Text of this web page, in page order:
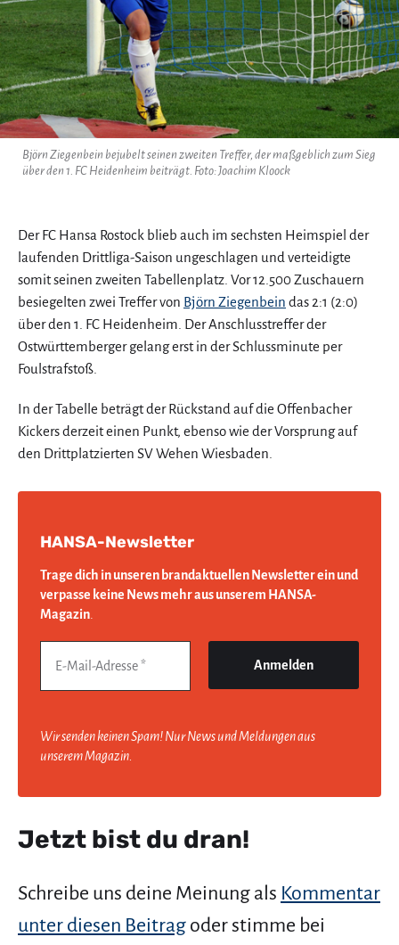
Björn Ziegenbein bejubelt seinen zweiten Treffer, der maßgeblich zum Sieg
über den 1. FC Heidenheim beiträgt. Foto: Joachim Kloock
Der FC Hansa Rostock blieb auch im sechsten Heimspiel der
laufenden Drittliga-Saison ungeschlagen und verteidigte
somit seinen zweiten Tabellenplatz. Vor 12.500 Zuschauern
besiegelten zwei Treffer von Björn Ziegenbein das 2:1 (2:0)
über den 1. FC Heidenheim. Der Anschlusstreffer der
Ostwürttemberger gelang erst in der Schlussminute per
Foulstrafstoß.
In der Tabelle beträgt der Rückstand auf die Offenbacher
Kickers derzeit einen Punkt, ebenso wie der Vorsprung auf
den Drittplatzierten SV Wehen Wiesbaden.
HANSA-Newsletter
Trage dich in unseren brandaktuellen Newsletter ein und
verpasse keine News mehr aus unserem HANSA-
Magazin
Wir senden keinen Spam! Nur News und Meldungen aus
unserem Magazin.
Jetzt bist du dran!
Schreibe uns deine Meinung als Kommentar
unter diesen Beitrag oder stimme bei